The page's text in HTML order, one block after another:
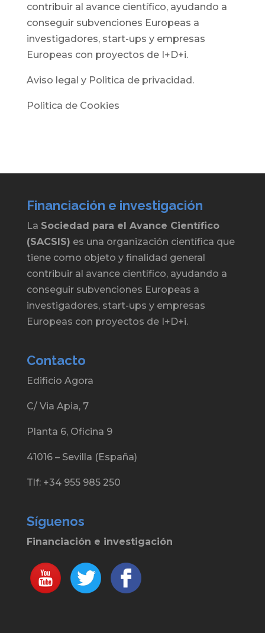
contribuir al avance científico, ayudando a
conseguir subvenciones Europeas a
investigadores, start-ups y empresas
Europeas con proyectos de I+D+i.
Aviso legal y Politica de privacidad.
Politica de Cookies
Financiación e investigación
La Sociedad para el Avance Científico
(SACSIS) es una organización científica que
tiene como objeto y finalidad general
contribuir al avance científico, ayudando a
conseguir subvenciones Europeas a
investigadores, start-ups y empresas
Europeas con proyectos de I+D+i.
Contacto
Edificio Agora
C/ Via Apia, 7
Planta 6, Oficina 9
41016 – Sevilla (España)
Tlf: +34 955 985 250
Síguenos
Financiación e investigación